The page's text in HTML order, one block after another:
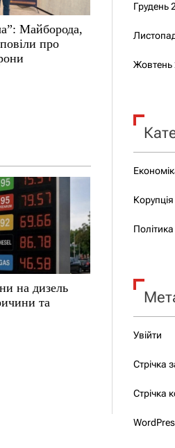
Майборода,
про
на дизель
та
Грудень
Жовтень
Корупція
Політика
Увійти
Стрічка
Стрічка